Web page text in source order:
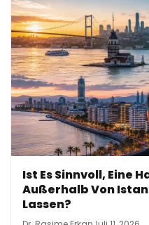
Ist Es Sinnvoll, Eine
Außerhalb Von
Lassen?